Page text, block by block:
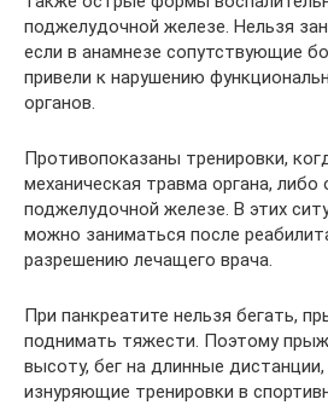
поджелудочной железе. Нельзя
если в анамнезе сопутствующие
привели к нарушению
органов.
Противопоказаны тренировки,
механическая травма органа, либо
поджелудочной железе. В этих
можно заниматься после
разрешению лечащего врача.
При панкреатите нельзя бегать,
поднимать тяжести. Поэтому
высоту, бег на длинные
изнуряющие тренировки в